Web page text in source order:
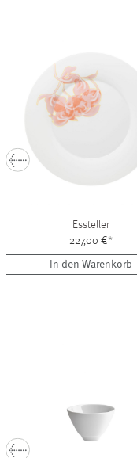
Essteller
227,00 €*
In den Warenkorb